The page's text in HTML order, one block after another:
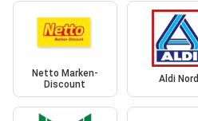
Netto Marken-
Discount
Aldi Nord